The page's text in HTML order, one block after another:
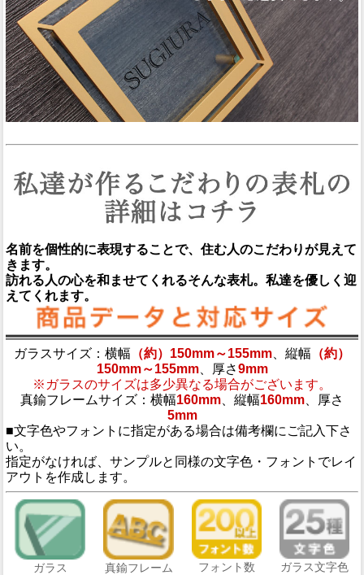
名前を個性的に表現することで、住む人のこだわりが見えて
きます。
訪れる人の心を和ませてくれるそんな表札。私達を優しく迎
えてくれます。
ガラスサイズ：横幅 （約）150mm～155mm 、縦幅 （約）
150mm～155mm、厚さ9mm
※ガラスのサイズは多少異なる場合がございます。
真鍮フレームサイズ：横幅160mm 、縦幅160mm 、厚さ
5mm
■文字色やフォントに指定がある場合は備考欄にご記入下さ
い。
指定がなければ、サンプルと同様の文字色・フォントでレイ
アウトを作成します。
ガラス 真鍮フレーム フォント数 ガラス文字色